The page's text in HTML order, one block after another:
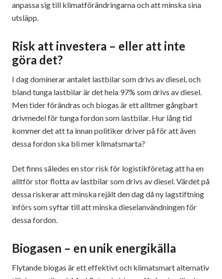
anpassa sig till klimatförändringarna och att minska sina
utsläpp.
Risk att investera – eller att inte
göra det?
I dag dominerar antalet lastbilar som drivs av diesel, och
bland tunga lastbilar är det hela 97% som drivs av diesel.
Men tider förändras och biogas är ett alltmer gångbart
drivmedel för tunga fordon som lastbilar. Hur lång tid
kommer det att ta innan politiker driver på för att även
dessa fordon ska bli mer klimatsmarta?
Det finns således en stor risk för logistikföretag att ha en
alltför stor flotta av lastbilar som drivs av diesel. Värdet på
dessa riskerar att minska rejält den dag då ny lagstiftning
införs som syftar till att minska dieselanvändningen för
dessa fordon.
Biogasen – en unik energikälla
Flytande biogas är ett effektivt och klimatsmart alternativ